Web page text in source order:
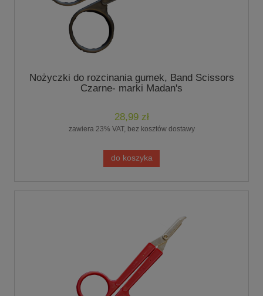
Nożyczki do rozcinania gumek, Band Scissors
Czarne- marki Madan's
28,99 zł
zawiera 23% VAT, bez kosztów dostawy
do koszyka